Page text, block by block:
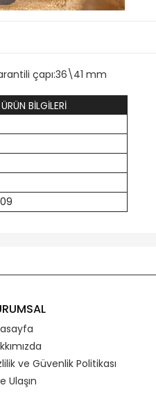
çapı:36\41 mm
ÜRÜN BİLGİLERİ
ve Güvenlik Politikası
Ulaşın